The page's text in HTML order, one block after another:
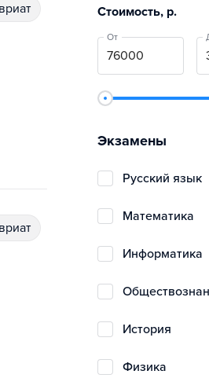
Стоимость, р.
От
Экзамены
русский язык
математика
информатика
история
физика